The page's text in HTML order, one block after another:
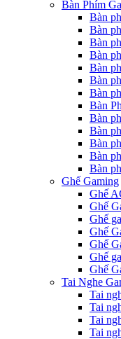
Bàn Phím
Bàn
Bàn
Bàn
Bàn
Bàn
Bàn
Bàn
Bàn
Bàn
Bàn
Bàn
Bàn
Bàn
Ghế Gaming
Ghế
Ghế
Ghế
Ghế
Ghế
Ghế
Ghế
Tai Nghe
Tai
Tai
Tai
Tai